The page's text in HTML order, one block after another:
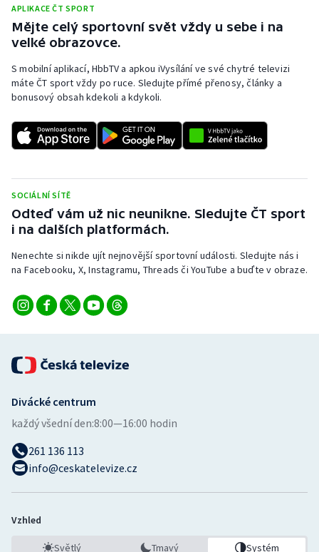
APLIKACE ČT SPORT
Mějte celý sportovní svět vždy u sebe i na
velké obrazovce.
S mobilní aplikací, HbbTV a apkou iVysílání ve své chytré televizi
máte ČT sport vždy po ruce. Sledujte přímé přenosy, články a
bonusový obsah kdekoli a kdykoli.
SOCIÁLNÍ SÍTĚ
Odteď vám už nic neunikne. Sledujte ČT sport
i na dalších platformách.
Nenechte si nikde ujít nejnovější sportovní události. Sledujte nás i
na Facebooku, X, Instagramu, Threads či YouTube a buďte v obraze.
Divácké centrum
každý všední den:8:00—16:00 hodin
261 136 113
info@ceskatelevize.cz
Vzhled
Světlý Tmavý Systém